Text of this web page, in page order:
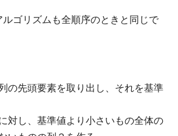
ゴリズムも全順序のときと同じで
の先頭要素を取り出し、それを基準
対し、基準値より小さいもの全体の